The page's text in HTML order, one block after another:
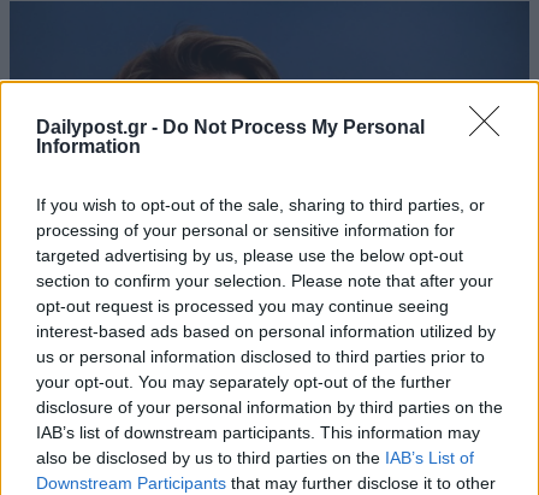
Dailypost.gr - Do Not Process My Personal
Information
If you wish to opt-out of the sale, sharing to third parties, or
processing of your personal or sensitive information for
targeted advertising by us, please use the below opt-out
section to confirm your selection. Please note that after your
opt-out request is processed you may continue seeing
interest-based ads based on personal information utilized by
us or personal information disclosed to third parties prior to
your opt-out. You may separately opt-out of the further
disclosure of your personal information by third parties on the
IAB’s list of downstream participants. This information may
also be disclosed by us to third parties on the IAB’s List of
Downstream Participants that may further disclose it to other